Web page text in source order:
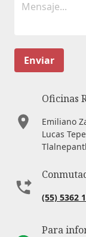
Enviar
Oficinas
Emiliano
Lucas
(55) 5362
Para